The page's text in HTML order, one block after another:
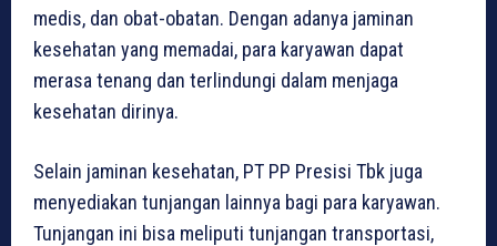
medis, dan obat-obatan. Dengan adanya jaminan
kesehatan yang memadai, para karyawan dapat
merasa tenang dan terlindungi dalam menjaga
kesehatan dirinya.
Selain jaminan kesehatan, PT PP Presisi Tbk juga
menyediakan tunjangan lainnya bagi para karyawan.
Tunjangan ini bisa meliputi tunjangan transportasi,